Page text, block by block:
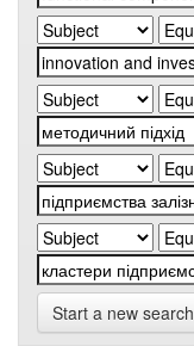
Start a new search